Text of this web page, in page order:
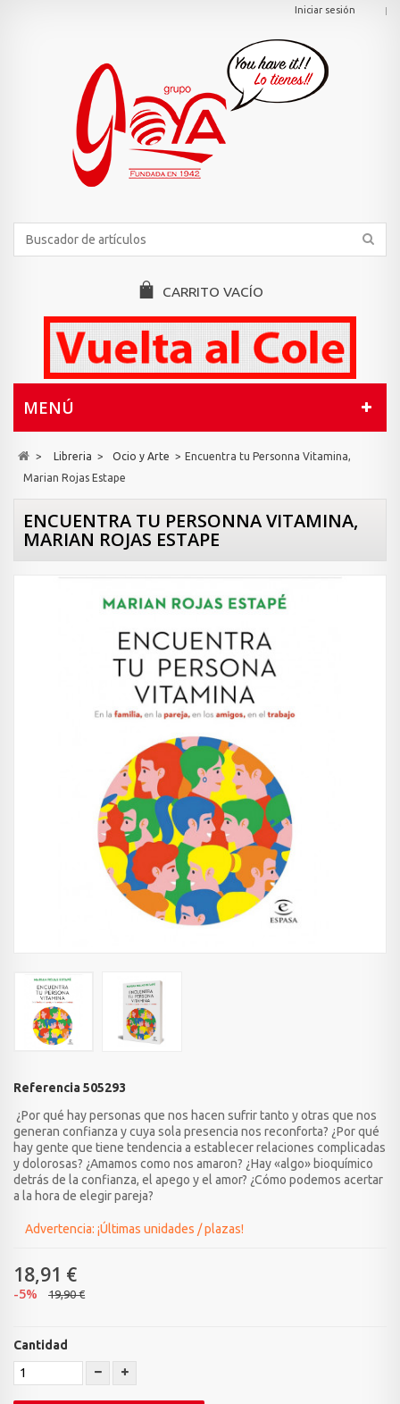
Iniciar sesión
CARRITO VACÍO
MENÚ
> Libreria > Ocio y Arte > Encuentra tu Personna Vitamina,
Marian Rojas Estape
ENCUENTRA TU PERSONNA VITAMINA,
MARIAN ROJAS ESTAPE
Referencia505293
¿Por qué hay personas que nos hacen sufrir tanto y otras que nos
generan confianza y cuya sola presencia nos reconforta? ¿Por qué
hay gente que tiene tendencia a establecer relaciones complicadas
y dolorosas? ¿Amamos como nos amaron? ¿Hay «algo» bioquímico
detrás de la confianza, el apego y el amor? ¿Cómo podemos acertar
a la hora de elegir pareja?
Advertencia: ¡Últimas unidades / plazas!
18,91 €
-5% 19,90 €
Cantidad